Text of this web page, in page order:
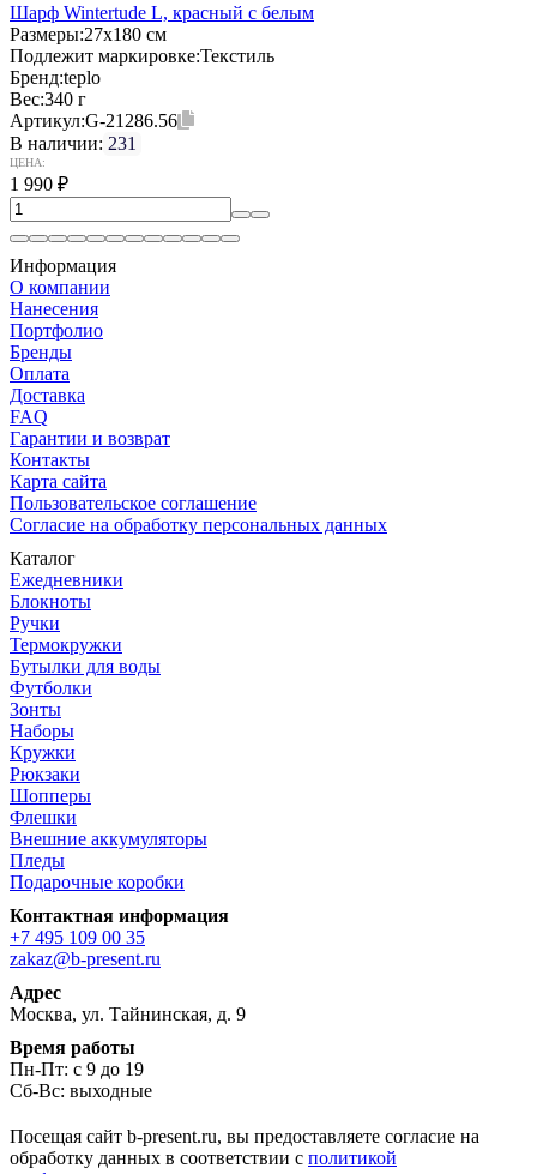
Шарф Wintertude L, красный с белым
Размеры:27х180 см
Подлежит маркировке:Текстиль
Бренд:teplo
Вес:340 г
Артикул:G-21286.56
В наличии: 231
ЦЕНА:
1 990 ₽
Информация
О компании
Нанесения
Портфолио
Бренды
Оплата
Доставка
FAQ
Гарантии и возврат
Контакты
Карта сайта
Пользовательское соглашение
Согласие на обработку персональных данных
Каталог
Ежедневники
Блокноты
Ручки
Термокружки
Бутылки для воды
Футболки
Зонты
Наборы
Кружки
Рюкзаки
Шопперы
Флешки
Внешние аккумуляторы
Пледы
Подарочные коробки
Контактная информация
+7 495 109 00 35
zakaz@b-present.ru
Адрес
Москва, ул. Тайнинская, д. 9
Время работы
Пн-Пт: с 9 до 19
Сб-Вс: выходные
Посещая сайт b-present.ru, вы предоставляете согласие на
обработку данных в соответствии с политикой